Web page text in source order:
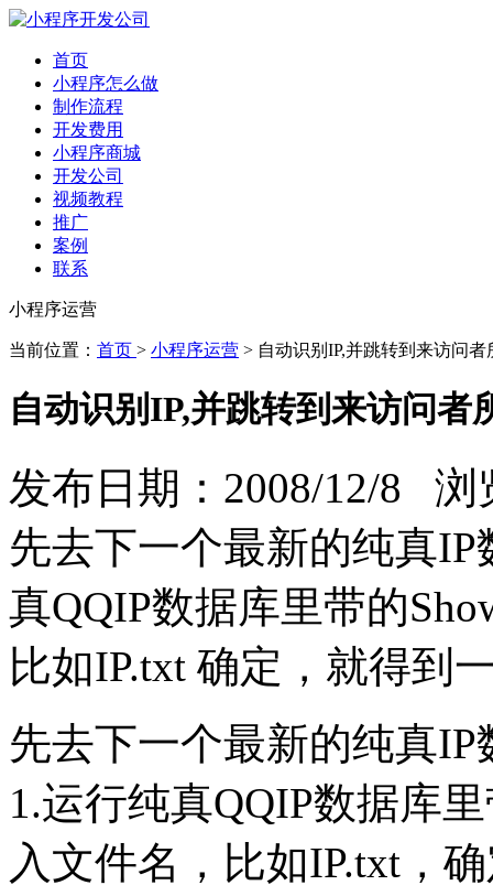
首页
小程序怎么做
制作流程
开发费用
小程序商城
开发公司
视频教程
推广
案例
联系
小程序运营
当前位置： 首页 > 小程序运营 > 自动识别IP,并跳转到来访问者
自动识别IP,并跳转到来访问者
发布日期：2008/12/8 浏
先去下一个最新的纯真
真QQIP数据库里带的
比如IP.txt 确定，就得到
先去下一个最新的纯真
1.运行纯真QQIP数据库
入文件名，比如IP.txt，